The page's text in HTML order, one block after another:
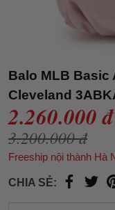
Balo MLB Basic
Cleveland
2.260.000 đ
3.200.000 đ
Freeship nội thành Hà
CHIA SẺ: